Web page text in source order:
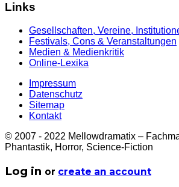
Links
Gesellschaften, Vereine,
Festivals, Cons & Veranstaltungen
Medien & Medienkritik
Online-Lexika
Impressum
Datenschutz
Sitemap
Kontakt
© 2007 - 2022 Mellowdramatix –
Phantastik, Horror, Science-Fiction
Log in or create an account